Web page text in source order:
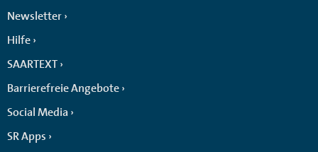
Newsletter
Hilfe
SAARTEXT
Barrierefreie Angebote
Social Media
SR Apps